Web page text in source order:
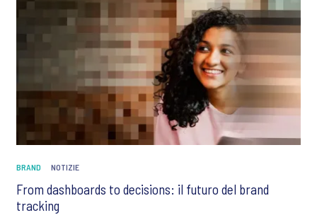
BRAND NOTIZIE
From dashboards to decisions: il futuro del brand
tracking